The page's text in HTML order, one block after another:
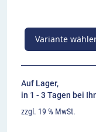
Variante
Auf Lager,
in 1 - 3 Tagen bei
zzgl. 19 % MwSt.